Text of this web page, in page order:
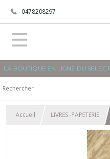
0478208297
LA BOUTIQUE EN LIGNE DU
Accueil LIVRES -PAPETERIE